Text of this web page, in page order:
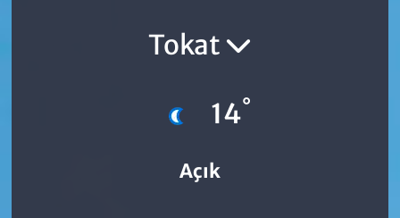
Tokat
14°
Açık